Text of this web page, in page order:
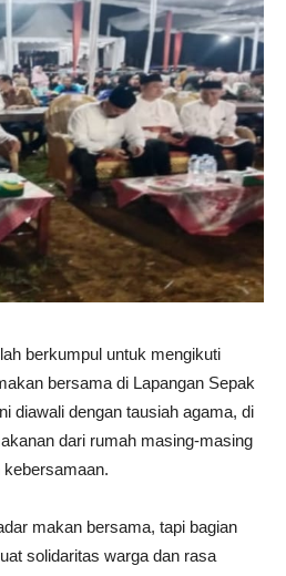
berkumpul untuk mengikuti
bersama di Lapangan Sepak
diawali dengan tausiah agama, di
dari rumah masing-masing
makan bersama, tapi bagian
solidaritas warga dan rasa